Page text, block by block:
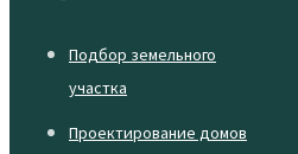
Подбор земельного
участка
Проектирование домов